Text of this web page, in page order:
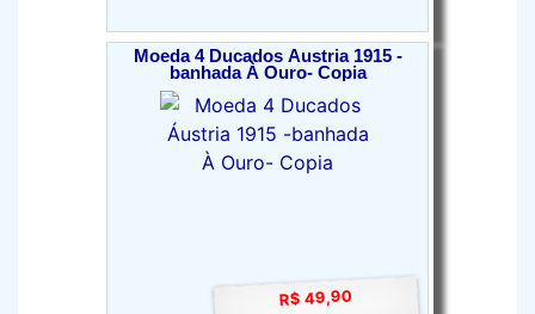
Moeda 4 Ducados Áustria 1915 -
banhada À Ouro- Copia
R$ 49,90